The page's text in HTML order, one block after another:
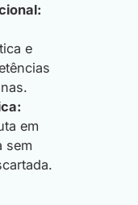
e
em
sem